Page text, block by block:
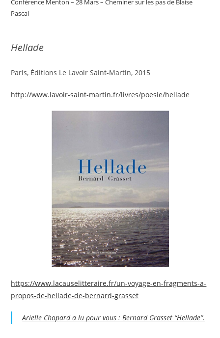
Conférence Menton – 28 Mars – Cheminer sur les pas de Blaise
Pascal
Hellade
Paris, Éditions Le Lavoir Saint-Martin, 2015
http://www.lavoir-saint-martin.fr/livres/poesie/hellade
https://www.lacauselitteraire.fr/un-voyage-en-fragments-a-
propos-de-hellade-de-bernard-grasset
Arielle Chopard a lu pour vous : Bernard Grasset “Hellade”.